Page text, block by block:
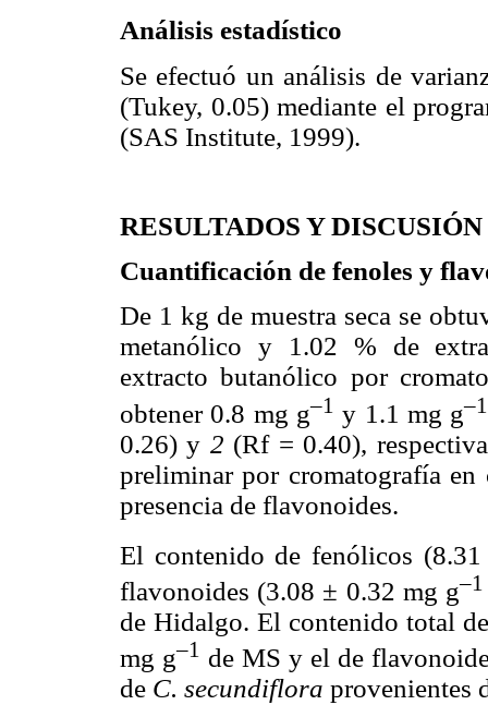
Análisis estadístico
Se efectuó un análisis de
(Tukey, 0.05) mediante el
(SAS Institute, 1999).
RESULTADOS Y DISCUSIÓN
Cuantificación de fenoles y
De 1 kg de muestra seca se
metanólico y 1.02 % de
extracto butanólico por
obtener 0.8 mg g–1 y 1.1 mg g–1
0.26) y 2 (Rf = 0.40),
preliminar por cromatografía
presencia de flavonoides.
El contenido de fenólicos
flavonoides (3.08 ± 0.32 mg g–1
de Hidalgo. El contenido total
mg g–1 de MS y el de
de C. secundiflora provenientes